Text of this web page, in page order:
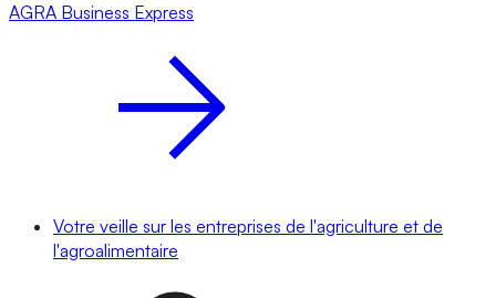
AGRA Business Express
Votre veille sur les entreprises de l'agriculture et de
l'agroalimentaire